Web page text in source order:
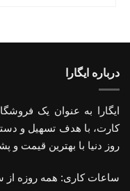
درباره ایگارا
ایگارا به عنوان یک
کارت، با هدف تسهیل و
روز دنیا با بهترین قیمت و
ساعات کاری: همه روزه از ساعت 11 صبح